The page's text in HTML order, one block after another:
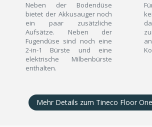
Neben der Bodendüse
bietet der Akkusauger noch
ein paar zusätzliche
Aufsätze. Neben der
Fugendüse sind noch eine
2-in-1 Bürste und eine
elektrische Milbenbürste
enthalten.
Mehr Details zum Tineco Floor